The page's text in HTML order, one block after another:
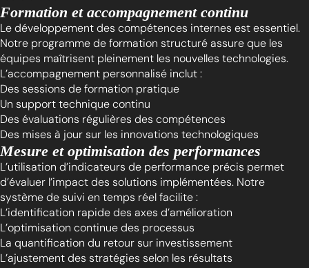
Formation et accompagnement continu
Le développement des compétences internes est essentiel.
Notre programme de formation structuré assure que les
équipes maîtrisent pleinement les nouvelles technologies.
L’accompagnement personnalisé inclut :
Des sessions de formation pratique
Un support technique continu
Des évaluations régulières des compétences
Des mises à jour sur les innovations technologiques
Mesure et optimisation des performances
L’utilisation d’indicateurs de performance précis permet
d’évaluer l’impact des solutions implémentées. Notre
système de suivi en temps réel facilite :
L’identification rapide des axes d’amélioration
L’optimisation continue des processus
La quantification du retour sur investissement
L’ajustement des stratégies selon les résultats